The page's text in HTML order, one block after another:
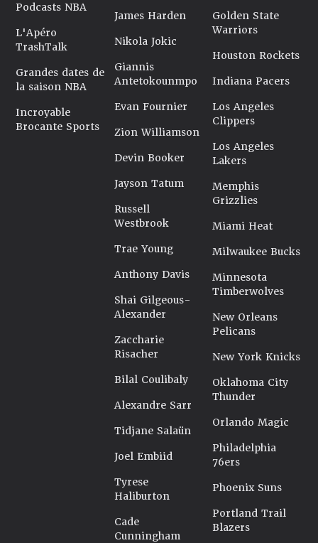
Podcasts NBA
L'Apéro
TrashTalk
Grandes dates de
la saison NBA
Incroyable
Brocante Sports
James Harden
Nikola Jokic
Giannis
Antetokounmpo
Evan Fournier
Zion Williamson
Devin Booker
Jayson Tatum
Russell
Westbrook
Trae Young
Anthony Davis
Shai Gilgeous-
Alexander
Zaccharie
Risacher
Bilal Coulibaly
Alexandre Sarr
Tidjane Salaün
Joel Embiid
Tyrese
Haliburton
Cade
Cunningham
Golden State
Warriors
Houston Rockets
Indiana Pacers
Los Angeles
Clippers
Los Angeles
Lakers
Memphis
Grizzlies
Miami Heat
Milwaukee Bucks
Minnesota
Timberwolves
New Orleans
Pelicans
New York Knicks
Oklahoma City
Thunder
Orlando Magic
Philadelphia
76ers
Phoenix Suns
Portland Trail
Blazers